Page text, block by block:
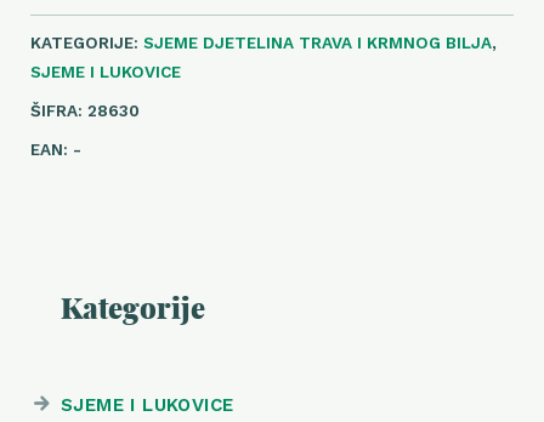
KATEGORIJE: SJEME DJETELINA TRAVA I KRMNOG BILJA,
SJEME I LUKOVICE
ŠIFRA: 28630
EAN: -
Kategorije
SJEME I LUKOVICE